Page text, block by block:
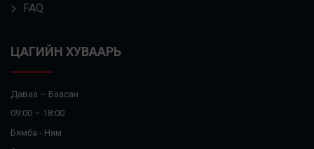
FAQ
ЦАГИЙН ХУВААРЬ
Даваа – Баасан
09:00 – 18:00
Бямба - Ням